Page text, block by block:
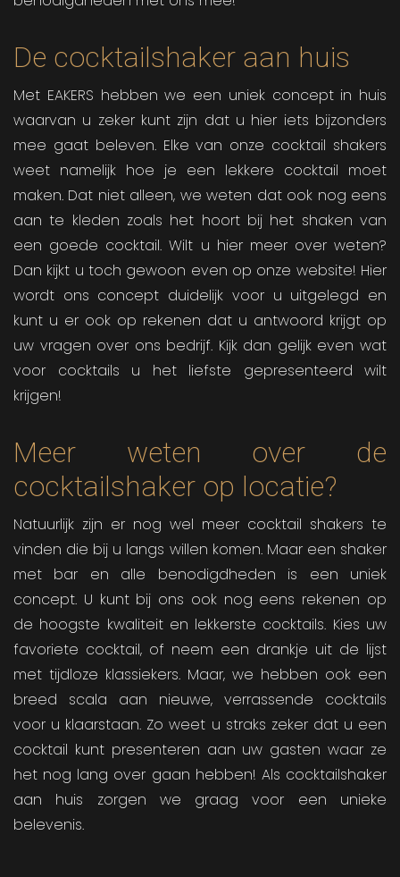
De cocktailshaker aan huis
Met EAKERS hebben we een uniek concept in huis
waarvan u zeker kunt zijn dat u hier iets bijzonders
mee gaat beleven. Elke van onze cocktail shakers
weet namelijk hoe je een lekkere cocktail moet
maken. Dat niet alleen, we weten dat ook nog eens
aan te kleden zoals het hoort bij het shaken van
een goede cocktail. Wilt u hier meer over weten?
Dan kijkt u toch gewoon even op onze website! Hier
wordt ons concept duidelijk voor u uitgelegd en
kunt u er ook op rekenen dat u antwoord krijgt op
uw vragen over ons bedrijf. Kijk dan gelijk even wat
voor cocktails u het liefste gepresenteerd wilt
krijgen!
Meer weten over de
cocktailshaker op locatie?
Natuurlijk zijn er nog wel meer cocktail shakers te
vinden die bij u langs willen komen. Maar een shaker
met bar en alle benodigdheden is een uniek
concept. U kunt bij ons ook nog eens rekenen op
de hoogste kwaliteit en lekkerste cocktails. Kies uw
favoriete cocktail, of neem een drankje uit de lijst
met tijdloze klassiekers. Maar, we hebben ook een
breed scala aan nieuwe, verrassende cocktails
voor u klaarstaan. Zo weet u straks zeker dat u een
cocktail kunt presenteren aan uw gasten waar ze
het nog lang over gaan hebben! Als cocktailshaker
aan huis zorgen we graag voor een unieke
belevenis.